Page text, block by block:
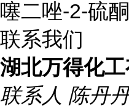
噻二唑-2-硫
联系我们
湖北万得化工
联系人 陈丹